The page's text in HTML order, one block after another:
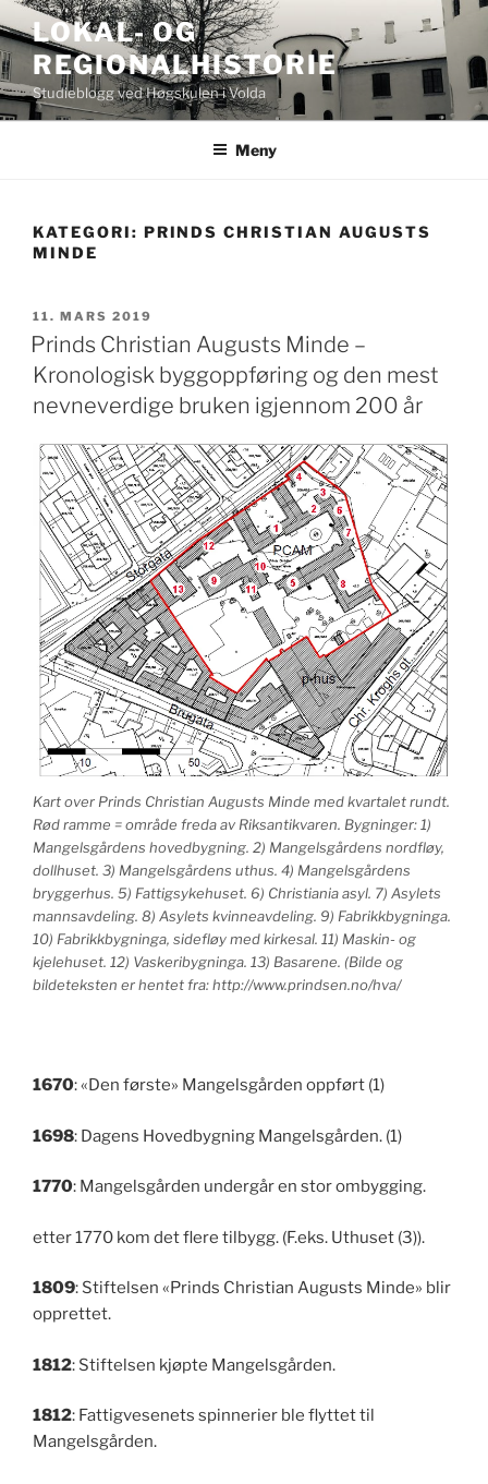
til
innhold
LOKAL- OG
REGIONALHISTORIE
Studieblogg ved Høgskulen i Volda
Meny
KATEGORI: PRINDS CHRISTIAN AUGUSTS
MINDE
PUBLISERT
11. MARS 2019
Prinds Christian Augusts Minde –
Kronologisk byggoppføring og den mest
nevneverdige bruken igjennom 200 år
Kart over Prinds Christian Augusts Minde med kvartalet rundt.
Rød ramme = område freda av Riksantikvaren. Bygninger: 1)
Mangelsgårdens hovedbygning. 2) Mangelsgårdens nordfløy,
dollhuset. 3) Mangelsgårdens uthus. 4) Mangelsgårdens
bryggerhus. 5) Fattigsykehuset. 6) Christiania asyl. 7) Asylets
mannsavdeling. 8) Asylets kvinneavdeling. 9) Fabrikkbygninga.
10) Fabrikkbygninga, sidefløy med kirkesal. 11) Maskin- og
kjelehuset. 12) Vaskeribygninga. 13) Basarene. (Bilde og
bildeteksten er hentet fra: http://www.prindsen.no/hva/
1670: «Den første» Mangelsgården oppført (1)
1698: Dagens Hovedbygning Mangelsgården. (1)
1770: Mangelsgården undergår en stor ombygging.
etter 1770 kom det flere tilbygg. (F.eks. Uthuset (3)).
1809: Stiftelsen «Prinds Christian Augusts Minde» blir
opprettet.
1812: Stiftelsen kjøpte Mangelsgården.
1812: Fattigvesenets spinnerier ble flyttet til
Mangelsgården.